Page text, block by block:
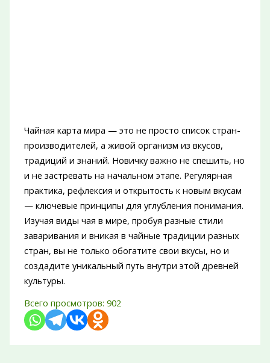
Чайная карта мира — это не просто список стран-
производителей, а живой организм из вкусов,
традиций и знаний. Новичку важно не спешить, но
и не застревать на начальном этапе. Регулярная
практика, рефлексия и открытость к новым вкусам
— ключевые принципы для углубления понимания.
Изучая виды чая в мире, пробуя разные стили
заваривания и вникая в чайные традиции разных
стран, вы не только обогатите свои вкусы, но и
создадите уникальный путь внутри этой древней
культуры.
Всего просмотров: 902